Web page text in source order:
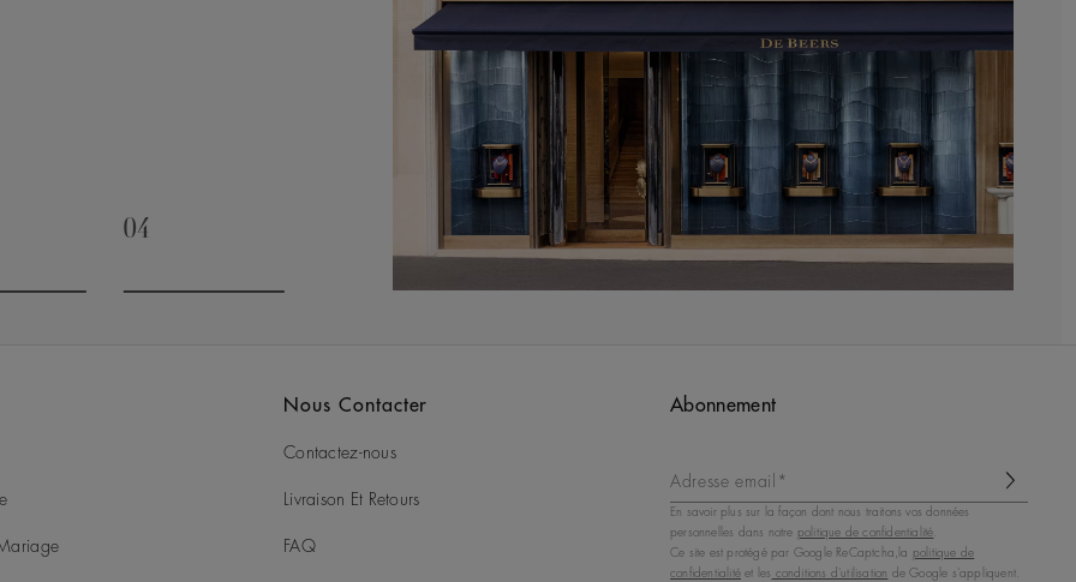
04
Nous Contacter
Contactez-nous
Livraison Et Retours
FAQ
Abonnement
Adresse email*
En savoir plus sur la façon dont nous traitons vos données
personnelles dans notre politique de confidentialité.
Ce site est protégé par Google ReCaptcha,la politique de
confidentialité et les conditions d'utilisation de Google s'appliquent.